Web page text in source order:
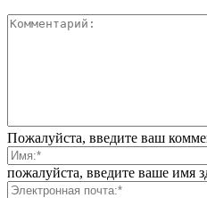
Пожалуйста, введите ваш
пожалуйста, введите ваше имя